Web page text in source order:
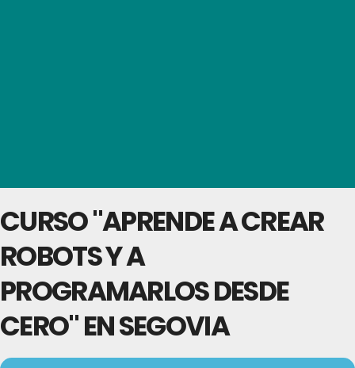
CURSO "APRENDE A CREAR
ROBOTS Y A
PROGRAMARLOS DESDE
CERO" EN SEGOVIA